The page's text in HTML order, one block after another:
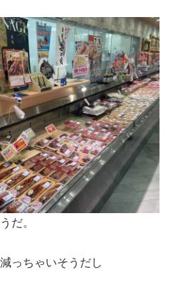
だ。
っちゃいそうだし